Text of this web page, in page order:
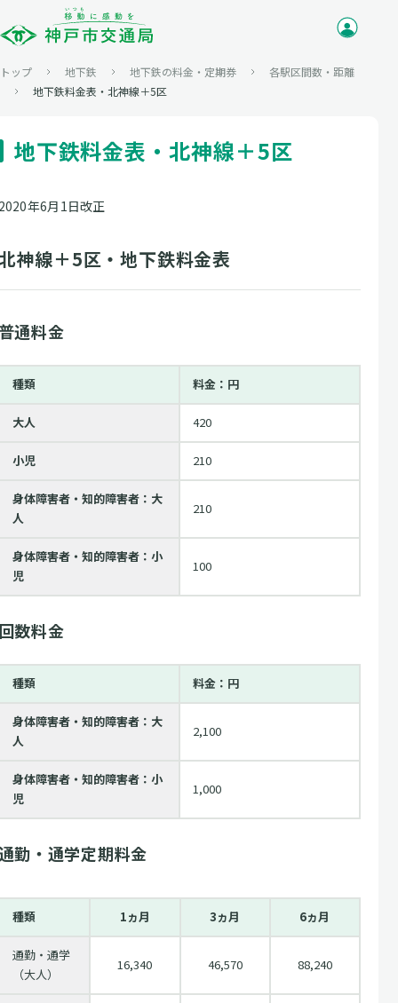
トップ 地下鉄 地下鉄の料金・定期券
各駅区間数・距離
地下鉄料金表・北神線＋5区
地下鉄料金表・北神線＋5区
年6月1日改正
神線＋5区・地下鉄料金表
通料金
種類 料金：円
大人 420
小児 210
身体障害者・知的障害者：大
人
210
身体障害者・知的障害者：小
児
100
数料金
種類 料金：円
身体障害者・知的障害者：大
人
2,100
身体障害者・知的障害者：小
児
1,000
勤・通学定期料金
種類 1ヵ月 3ヵ月 6ヵ月
通勤・通学
（大人）
16,340 46,570 88,240